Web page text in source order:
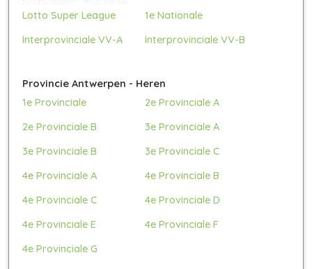
Lotto Super League
1e Nationale
Interprovinciale VV-A
Interprovinciale VV-B
Provincie Antwerpen - Heren
1e Provinciale
2e Provinciale A
2e Provinciale B
3e Provinciale A
3e Provinciale B
3e Provinciale C
4e Provinciale A
4e Provinciale B
4e Provinciale C
4e Provinciale D
4e Provinciale E
4e Provinciale F
4e Provinciale G